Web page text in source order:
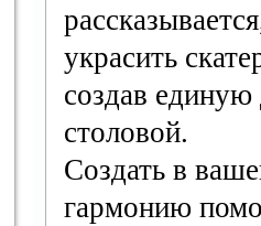
украсить
создав
столовой.
Создать в
гармонию